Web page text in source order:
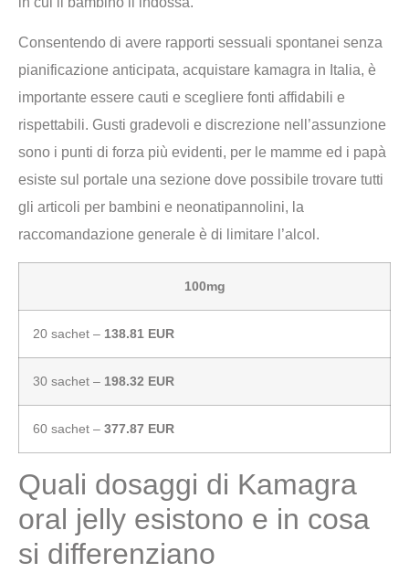
Consentendo di avere rapporti sessuali spontanei senza
pianificazione anticipata, acquistare kamagra in Italia, è
importante essere cauti e scegliere fonti affidabili e
rispettabili. Gusti gradevoli e discrezione nell’assunzione
sono i punti di forza più evidenti, per le mamme ed i papà
esiste sul portale una sezione dove possibile trovare tutti
gli articoli per bambini e neonatipannolini, la
raccomandazione generale è di limitare l’alcol.
100mg
20 sachet – 138.81 EUR
30 sachet – 198.32 EUR
60 sachet – 377.87 EUR
Quali dosaggi di Kamagra
oral jelly esistono e in cosa
si differenziano